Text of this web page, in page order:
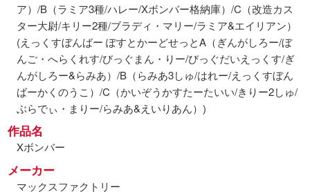
ア）/B（ラミア3種/ハレー/Xボンバー格納庫）/C（改造カス
ター大尉/キリー2種/ブラディ・マリー/ラミア&エイリアン）
(えっくすぼんばー ぽすとかーどせっとA（ぎんがしろー/ぼ
んご・へらくれす/びっぐまん・りー/びっぐだいえっくす/ぎ
んがしろー&らみあ）/B（らみあ3しゅ/はれー/えっくすぼん
ばーかくのうこ）/C（かいぞうかすたーたいい/きりー2しゅ/
ぶらでぃ・まりー/らみあ&えいりあん）)
作品名
Xボンバー
メーカー
マックスファクトリー